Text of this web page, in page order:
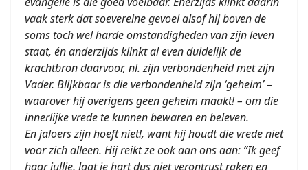
vaak sterk dat soevereine gevoel alsof hij boven de
soms toch wel harde omstandigheden van zijn leven
staat, én anderzijds klinkt al even duidelijk de
krachtbron daarvoor, nl. zijn verbondenheid met zijn
Vader. Blijkbaar is die verbondenheid zijn ‘geheim’ –
waarover hij overigens geen geheim maakt! – om die
innerlijke vrede te kunnen bewaren en beleven.
En jaloers zijn hoeft niet!, want hij houdt die vrede niet
voor zich alleen. Hij reikt ze ook aan ons aan: “Ik geef
haar jullie, laat je hart dus niet verontrust raken en